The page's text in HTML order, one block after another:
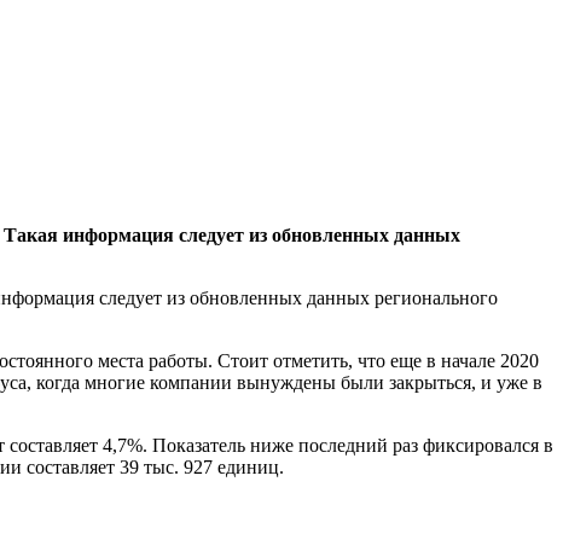
информация следует из обновленных данных
следует из обновленных данных регионального
места работы. Стоит отметить, что еще в начале 2020
когда многие компании вынуждены были закрыться, и уже в
4,7%. Показатель ниже последний раз фиксировался в
составляет 39 тыс. 927 единиц.